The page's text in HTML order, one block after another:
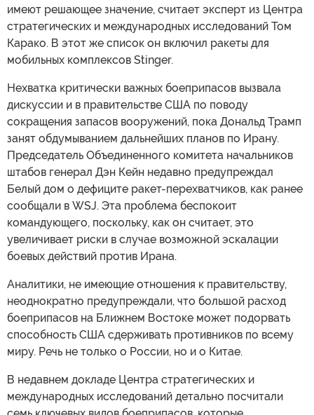
имеют решающее значение, считает эксперт из Центра
стратегических и международных исследований Том
Карако. В этот же список он включил ракеты для
мобильных комплексов Stinger.
Нехватка критически важных боеприпасов вызвала
дискуссии и в правительстве США по поводу
сокращения запасов вооружений, пока Дональд Трамп
занят обдумыванием дальнейших планов по Ирану.
Председатель Объединенного комитета начальников
штабов генерал Дэн Кейн недавно предупреждал
Белый дом о дефиците ракет-перехватчиков, как ранее
сообщали в WSJ. Эта проблема беспокоит
командующего, поскольку, как он считает, это
увеличивает риски в случае возможной эскалации
боевых действий против Ирана.
Аналитики, не имеющие отношения к правительству,
неоднократно предупреждали, что большой расход
боеприпасов на Ближнем Востоке может подорвать
способность США сдерживать противников по всему
миру. Речь не только о России, но и о Китае.
В недавнем докладе Центра стратегических и
международных исследований детально посчитали